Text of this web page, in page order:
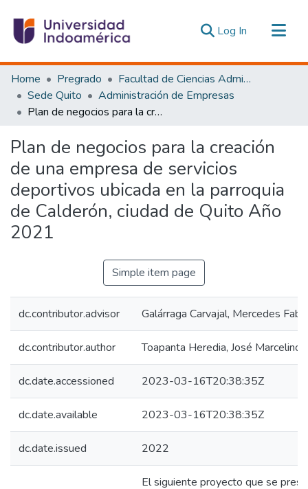
Log In (current)
Communities & Collections
All of DSpace
Statistics
Home Pregrado
Facultad de Ciencias Administrativas y Económicas
Sede Quito
Administración de Empresas
Plan de negocios para la creación de una empresa de servicios deportivos ubicada en la parroquia de Calderón, ciudad de Quito Año 2021
Plan de negocios para la creación
de una empresa de servicios
deportivos ubicada en la parroquia
de Calderón, ciudad de Quito Año
2021
Simple item page
dc.contributor.advisor Galárraga Carvajal, Mercedes
dc.contributor.author Toapanta Heredia, José Marcelino
dc.date.accessioned 2023-03-16T20:38:35Z
dc.date.available 2023-03-16T20:38:35Z
dc.date.issued 2022
El siguiente proyecto que se